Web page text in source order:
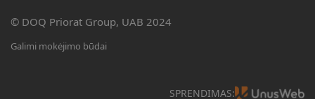
© DOQ Priorat Group, UAB 2024
Galimi mokėjimo būdai
SPRENDIMAS: